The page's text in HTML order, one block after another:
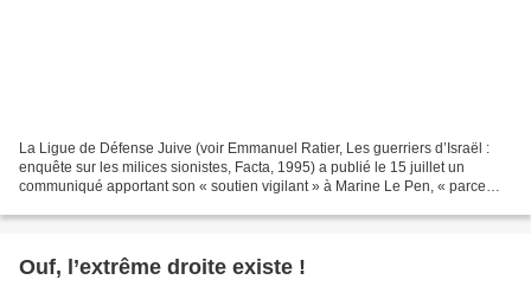
La Ligue de Défense Juive (voir Emmanuel Ratier, Les guerriers d’Israël :
enquête sur les milices sionistes, Facta, 1995) a publié le 15 juillet un
communiqué apportant son « soutien vigilant » à Marine Le Pen, « parce
Ouf, l’extrême droite existe !